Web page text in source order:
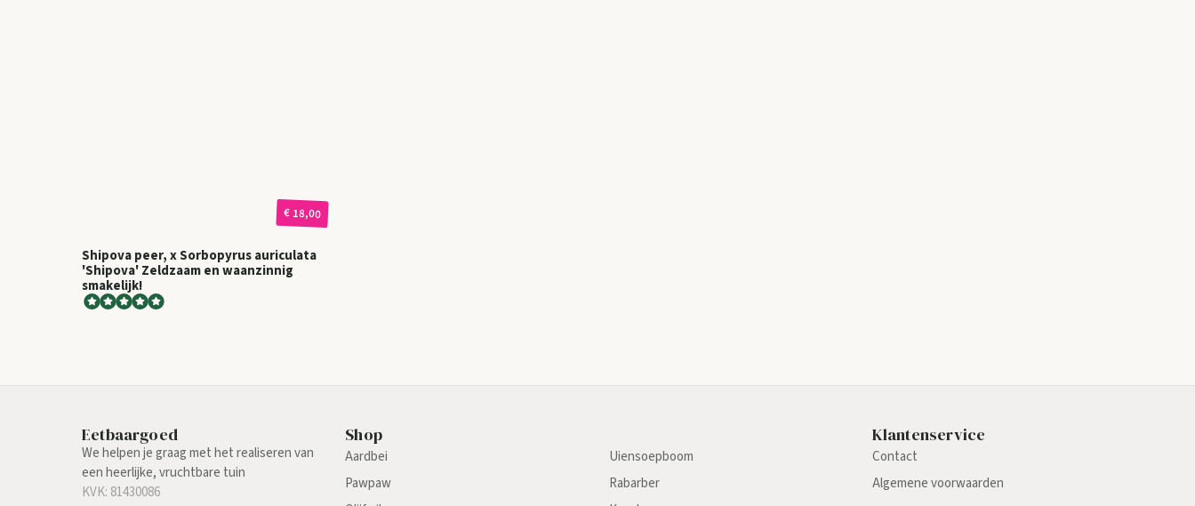
€ 18,00
Shipova peer, x Sorbopyrus auriculata
'Shipova' Zeldzaam en waanzinnig
smakelijk!
Eetbaargoed
We helpen je graag met het realiseren van
een heerlijke, vruchtbare tuin
KVK: 81430086
Shop
Aardbei
Pawpaw
Uiensoepboom
Rabarber
Klantenservice
Contact
Algemene voorwaarden